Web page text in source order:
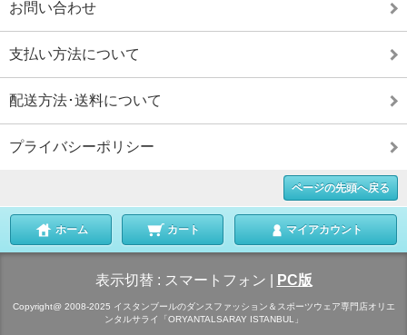
お問い合わせ
支払い方法について
配送方法･送料について
プライバシーポリシー
ページの先頭へ戻る
ホーム カート マイアカウント
表示切替 : スマートフォン PC版
Copyright@ 2008-2025 イスタンブールのダンスファッション＆スポーツウェア専門店オリエ
ンタルサライ「ORYANTALSARAY ISTANBUL」